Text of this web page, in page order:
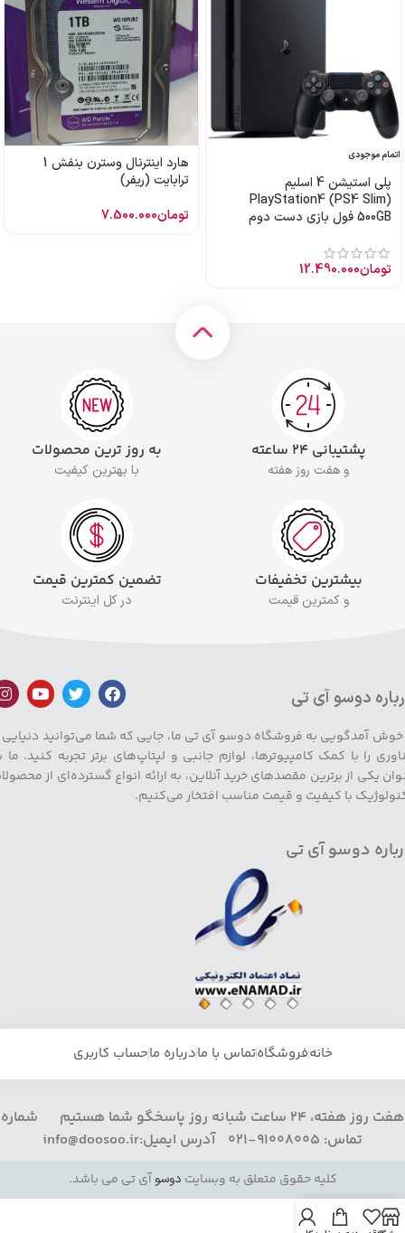
اتمام موجودی
پلی استیشن 4 اسلیم
PlayStation4 (PS4 Slim)
500GB فول بازی دست دوم
تومان12.490.000
هارد اینترنال وسترن بنفش 1
ترابایت (ریفر)
تومان7.500.000
پشتیبانی ۲۴ ساعته
و هفت روز هفته
به روز ترین محصولات
با بهترین کیفیت
بیشترین تخفیفات
و کمترین قیمت
تضمین کمترین قیمت
در کل اینترنت
دوسو آی تی
خوش آمدگویی به فروشگاه دوسو آی تی ما، جایی که شما می‌توانید دنیایی
را با کمک کامپیوترها، لوازم جانبی و لپتاپ‌های برتر تجربه کنید. ما
یکی از برترین مقصدهای خرید آنلاین، به ارائه انواع گسترده‌ای از
با کیفیت و قیمت مناسب افتخار می‌کنیم.
دوسو آی تی
خانهفروشگاهتماس با مادرباره ماحساب کاربری
هفت روز هفته، 24 ساعت شبانه روز پاسخگو شما هستیم شماره
تماس: 91008005-021 آدرس ایمیل:info@doosoo.ir
کلیه حقوق متعلق به وبسایت دوسوآی تی می باشد.